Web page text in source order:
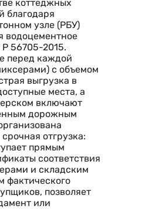
коттеджных
благодаря
узле (РБУ)
водоцементное
56705-2015.
перед каждой
с объемом
выгрузка в
места, а
включают
дорожным
отгрузка:
прямым
соответствия
и складским
фактического
позволяет
или